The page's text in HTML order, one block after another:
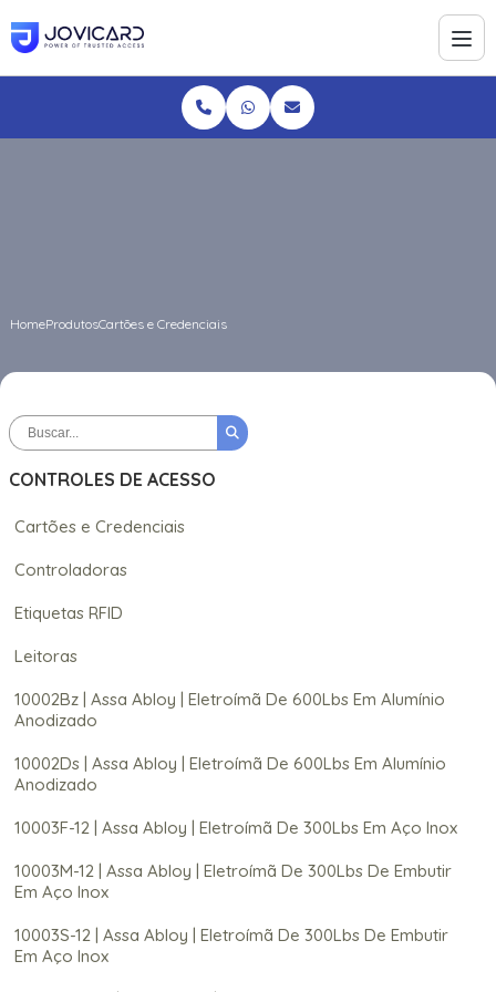
HomeProdutosCartões e Credenciais
CONTROLES DE ACESSO
Cartões e Credenciais
Controladoras
Etiquetas RFID
Leitoras
10002Bz | Assa Abloy | Eletroímã De 600Lbs Em Alumínio
Anodizado
10002Ds | Assa Abloy | Eletroímã De 600Lbs Em Alumínio
Anodizado
10003F-12 | Assa Abloy | Eletroímã De 300Lbs Em Aço Inox
10003M-12 | Assa Abloy | Eletroímã De 300Lbs De Embutir
Em Aço Inox
10003S-12 | Assa Abloy | Eletroímã De 300Lbs De Embutir
Em Aço Inox